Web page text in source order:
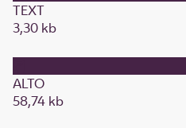
TEXT
3,30 kb
ALTO
58,74 kb